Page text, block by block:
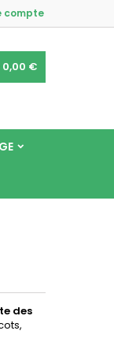
compte
€
des